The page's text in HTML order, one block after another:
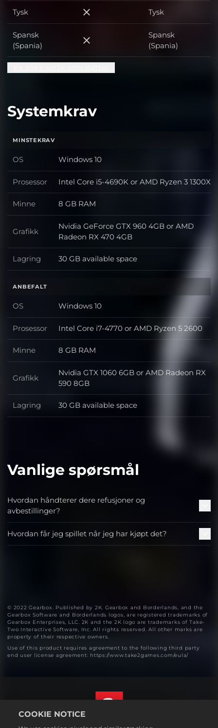
Tysk Tysk Tysk
Spansk
(Spania)
Spansk (Spania)
Spansk
(Spania)
Systemkrav
MINSTEKRAV
OS OS
Windows 10
Prosessor Prosessor
Intel Core i5-4690K or AMD Ryzen 3 1300X
Minne Minne
8 GB RAM
Grafikk Grafikk
Nvidia GeForce GTX 960 4GB or AMD
Radeon RX 470 4GB
Lagring Lagring
30 GB available space
ANBEFALT
OS OS
Windows 10
Prosessor Prosessor
Intel Core i7-4770 or AMD Ryzen 5 2600
Minne Minne
8 GB RAM
Grafikk Grafikk
Nvidia GTX 1060 6GB or AMD Radeon RX
590 8GB
Lagring Lagring
30 GB available space
Vanlige spørsmål
Hvordan håndterer dere refusjoner og
avbestillinger?
Hvordan får jeg spillet når jeg har kjøpt det?
© 2022 Gearbox. Published by 2K. Gearbox and Borderlands, and the
Gearbox Software and Borderlands logos, are registered trademarks of
Gearbox Enterprises, LLC. 2K and the 2K logo are trademarks of Take-
Two Interactive Software, Inc. All rights reserved. All other marks are
property of their respective owners.
Use of this product requires agreement to the following third party
end user license agreement: https://www.take2games.com/eula/
COOKIE NOTICE